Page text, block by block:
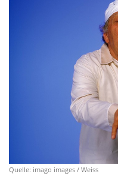
Quelle: imago images / Weiss